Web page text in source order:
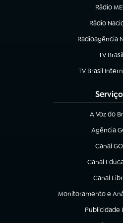
Rádio
Rádio
(abre em
Radioagência
(abre em nova
TV Brasil
(abre
TV Brasil
(abre em nova
A Voz do
(abre em
Agência
(abre em
Canal
(abre em
Canal
(abre em
Canal
(abre em
Monitoramento e
(abre em nova aba)
Publicidade
(abre em